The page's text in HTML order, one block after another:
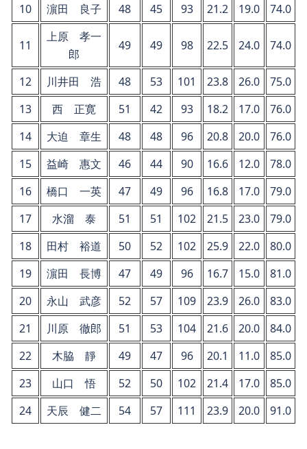
10 濵田 良子 48 45 93 21.2 19.0 74.0
11
上原 孝一
郎
49 49 98 22.5 24.0 74.0
12 川井田 浩 48 53 101 23.8 26.0
75.0
13
西 正寛 51 42 93 18.2 17.0
76.0
14
大迫 章生 48 48 96 20.8 20.0
76.0
15
益崎 惠文 46 44 90 16.6 12.0
78.0
16
橋口 一英 47 49 96 16.8 17.0
79.0
17
水溜 泰 51 51 102 21.5 23.0
79.0
18
田村 裕道 50 52 102 25.9 22.0
80.0
19
濵田 長博 47 49 96 16.7 15.0
81.0
20
永山 武彦 52 57 109 23.9 26.0
83.0
21
川原 徹郎 51 53 104 21.6 20.0
84.0
22
木脇 靜 49 47 96 20.1 11.0
85.0
23
山口 悟 52 50 102 21.4 17.0
85.0
24
天辰 健二 54 57 111 23.9 20.0 91.0